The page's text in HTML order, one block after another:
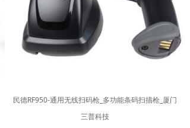
民德RF950-通用无线扫码枪_多功能条码扫描枪_厦门
三普科技